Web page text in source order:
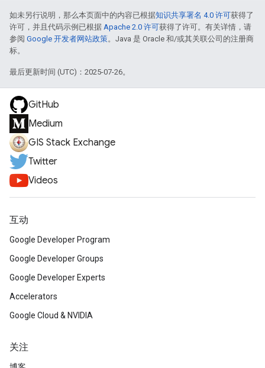
如未另行说明，那么本页面中的内容已根据知识共享署名 4.0 许可获得了
许可，并且代码示例已根据 Apache 2.0 许可获得了许可。有关详情，请
参阅 Google 开发者网站政策。Java 是 Oracle 和/或其关联公司的注册商
标。
最后更新时间 (UTC)：2025-07-26。
GitHub
Medium
GIS Stack Exchange
Twitter
Videos
互动
Google Developer Program
Google Developer Groups
Google Developer Experts
Accelerators
Google Cloud & NVIDIA
关注